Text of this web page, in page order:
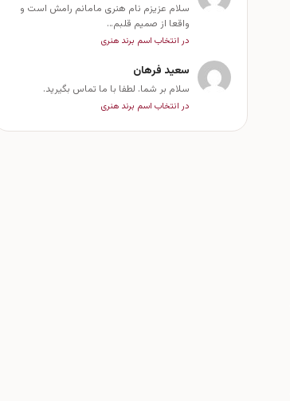
سلام عزیزم نام هنری مامانم رامش است و
واقعا از صمیم قلبم…
در انتخاب اسم برند هنری
سعید فرهان
سلام بر شما. لطفا با ما تماس بگیرید.
در انتخاب اسم برند هنری